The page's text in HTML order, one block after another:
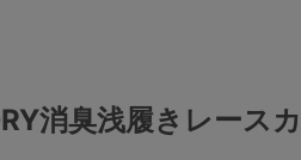
消臭浅履きレース